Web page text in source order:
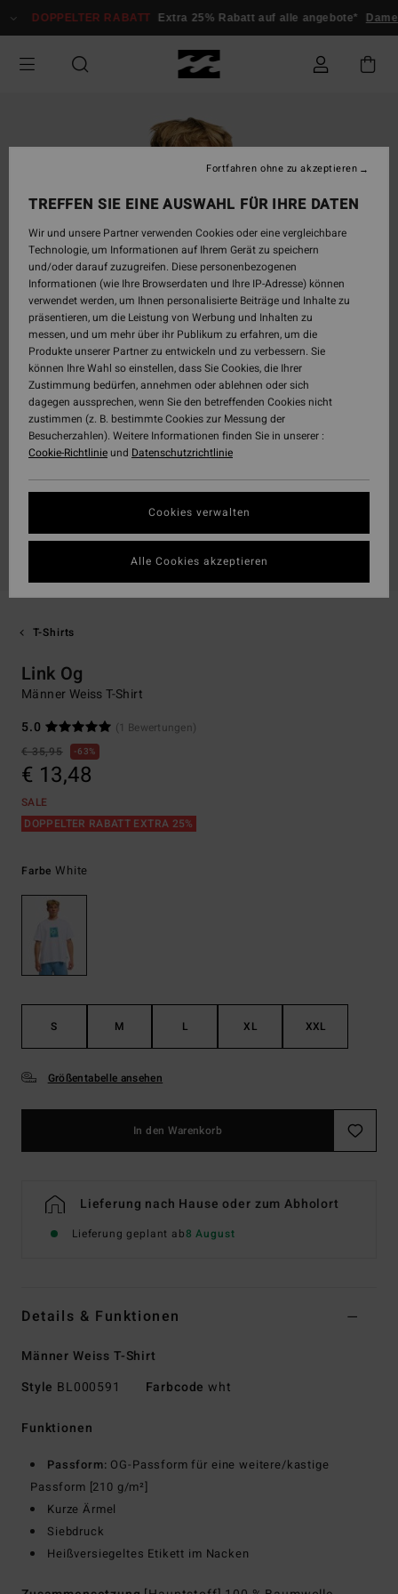
zur
springen
DOPPELTER RABATT Extra 25% Rabatt auf alle angebote* Damen
T-Shirts
Link Og
Männer Weiss T-Shirt
5.0
(1 Bewertungen)
€ 35,95
63%
€ 13,48
SALE
DOPPELTER RABATT EXTRA 25%
FarbeWhite
S M L XL XXL
Größentabelle ansehen
In den Warenkorb
Lieferung nach Hause oder zum Abholort
Lieferung geplant ab8 August
Details & Funktionen
Männer Weiss T-Shirt
Style BL000591 Farbcode wht
Funktionen
Passform: OG-Passform für eine weitere/kastige
Passform [210 g/m²]
Kurze Ärmel
Siebdruck
Heißversiegeltes Etikett im Nacken
TREFFEN SIE EINE AUSWAHL FÜR IHRE DATEN
Wir und unsere Partner verwenden Cookies oder eine vergleichbare
Technologie, um Informationen auf Ihrem Gerät zu speichern
und/oder darauf zuzugreifen. Diese personenbezogenen
Informationen (wie Ihre Browserdaten und Ihre IP-Adresse) können
verwendet werden, um Ihnen personalisierte Beiträge und Inhalte zu
präsentieren, um die Leistung von Werbung und Inhalten zu
messen, und um mehr über ihr Publikum zu erfahren, um die
Produkte unserer Partner zu entwickeln und zu verbessern. Sie
können Ihre Wahl so einstellen, dass Sie Cookies, die Ihrer
Zustimmung bedürfen, annehmen oder ablehnen oder sich
dagegen aussprechen, wenn Sie den betreffenden Cookies nicht
zustimmen (z. B. bestimmte Cookies zur Messung der
Besucherzahlen). Weitere Informationen finden Sie in unserer :
Cookie-Richtlinieund Datenschutzrichtlinie
Cookies verwalten
Fortfahren ohne zu akzeptieren
Alle Cookies akzeptieren